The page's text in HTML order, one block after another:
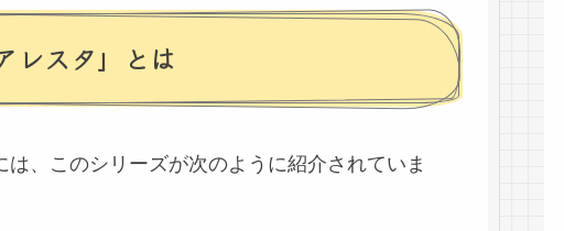
レスタ」とは
、このシリーズが次のように紹介されていま